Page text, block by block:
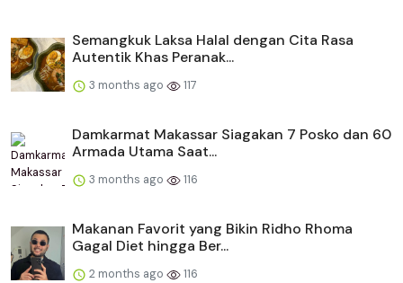
Semangkuk Laksa Halal dengan Cita Rasa
Autentik Khas Peranak...
3 months ago 117
Damkarmat Makassar Siagakan 7 Posko dan 60
Armada Utama Saat...
3 months ago 116
Makanan Favorit yang Bikin Ridho Rhoma
Gagal Diet hingga Ber...
2 months ago 116